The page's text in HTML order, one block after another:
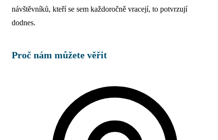
návštěvníků, kteří se sem každoročně vracejí, to potvrzují
dodnes.
Proč nám můžete věřit